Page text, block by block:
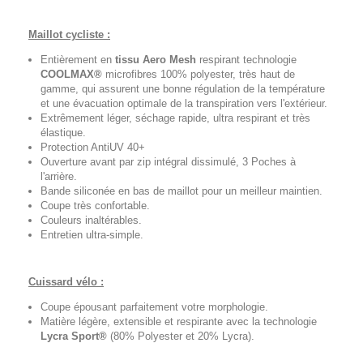
Maillot cycliste :
Entièrement en tissu Aero Mesh respirant technologie
COOLMAX® microfibres 100% polyester, très haut de
gamme, qui assurent une bonne régulation de la température
et une évacuation optimale de la transpiration vers l'extérieur.
Extrêmement léger, séchage rapide, ultra respirant et très
élastique.
Protection AntiUV 40+
Ouverture avant par zip intégral dissimulé, 3 Poches à
l'arrière.
Bande siliconée en bas de maillot pour un meilleur maintien.
Coupe très confortable.
Couleurs inaltérables.
Entretien ultra-simple.
Cuissard vélo :
Coupe épousant parfaitement votre morphologie.
Matière légère, extensible et respirante avec la technologie
Lycra Sport® (80% Polyester et 20% Lycra).